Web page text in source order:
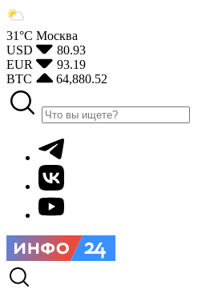
31°С Москва
USD
80.93
EUR
93.19
BTC
64,880.52